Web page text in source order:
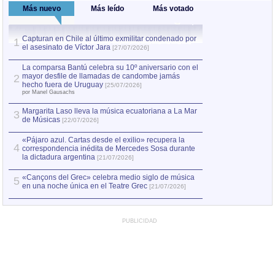
Más nuevo Más leído Más votado
1 Capturan en Chile al último exmilitar condenado por
el asesinato de Víctor Jara [27/07/2026]
2
La comparsa Bantú celebra su 10º aniversario con el
mayor desfile de llamadas de candombe jamás
hecho fuera de Uruguay [25/07/2026]
por Manel Gausachs
3 Margarita Laso lleva la música ecuatoriana a La Mar
de Músicas [22/07/2026]
4
«Pájaro azul. Cartas desde el exilio» recupera la
correspondencia inédita de Mercedes Sosa durante
la dictadura argentina [21/07/2026]
5 «Cançons del Grec» celebra medio siglo de música
en una noche única en el Teatre Grec [21/07/2026]
PUBLICIDAD